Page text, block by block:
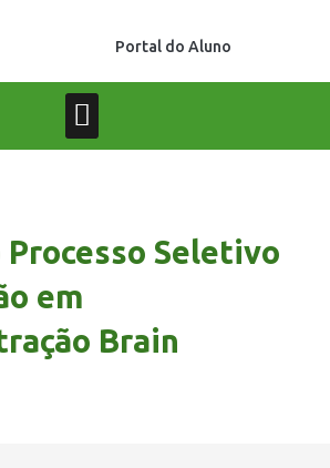
Portal do Aluno
Processo Seletivo
em
Brain